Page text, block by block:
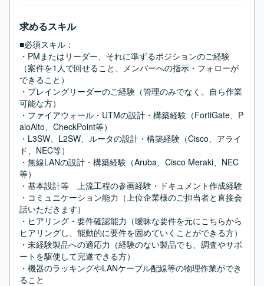
求めるスキル
■必須スキル：
・PMまたはリーダー、それに準ずるポジションのご経験
（案件を1人で回せること、メンバーへの指示・フォローが
できること）
・プレイングリーダーのご経験（管理のみでなく、自ら作業
可能な方）
・ファイアウォール・UTMの設計・構築経験（FortiGate、P
aloAlto、CheckPoint等）
・L3SW、L2SW、ルータの設計・構築経験（Cisco、アライ
ド、NEC等）
・無線LANの設計・構築経験（Aruba、Cisco Meraki、NEC
等）
・基本設計等　上流工程の参画経験・ドキュメント作成経験
・コミュニケーション能力（上位企業様のご担当者と直接会
話いただきます）
・ヒアリング・要件確認能力（曖昧な要件を元にこちらから
ヒアリングし、能動的に要件を固めていくことができる方）
・未経験製品への適応力（経験のない製品でも、調査やサポ
ートを駆使して完遂できる方）
・機器のラッキングやLANケーブル配線等の物理作業ができ
ること